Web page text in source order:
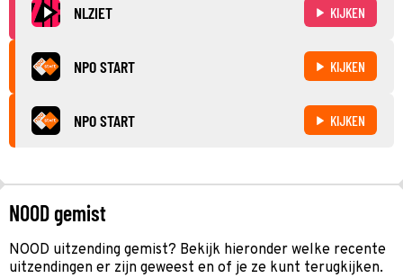
NLZIET KIJKEN
NPO START KIJKEN
NPO START KIJKEN
NOOD gemist
NOOD uitzending gemist? Bekijk hieronder welke recente
uitzendingen er zijn geweest en of je ze kunt terugkijken.